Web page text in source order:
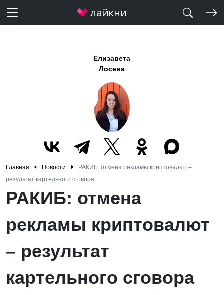
Елизавета
Лосева
Главная Новости
РАКИБ: отмена рекламы криптовалют –
результат картельного сговора
РАКИБ: отмена
рекламы криптовалют
– результат
картельного сговора